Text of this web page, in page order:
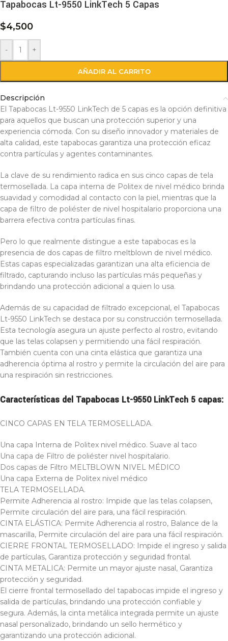
Tapabocas Lt-9550 LinkTech 5 Capas
$4,500
- +
AÑADIR AL CARRITO
Descripción
El Tapabocas Lt-9550 LinkTech de 5 capas es la opción definitiva
para aquellos que buscan una protección superior y una
experiencia cómoda. Con su diseño innovador y materiales de
alta calidad, este tapabocas garantiza una protección eficaz
contra partículas y agentes contaminantes.
La clave de su rendimiento radica en sus cinco capas de tela
termosellada. La capa interna de Politex de nivel médico brinda
suavidad y comodidad al contacto con la piel, mientras que la
capa de filtro de poliéster de nivel hospitalario proporciona una
barrera efectiva contra partículas finas.
Pero lo que realmente distingue a este tapabocas es la
presencia de dos capas de filtro meltblown de nivel médico.
Estas capas especializadas garantizan una alta eficiencia de
filtrado, capturando incluso las partículas más pequeñas y
brindando una protección adicional a quien lo usa.
Además de su capacidad de filtrado excepcional, el Tapabocas
Lt-9550 LinkTech se destaca por su construcción termosellada.
Esta tecnología asegura un ajuste perfecto al rostro, evitando
que las telas colapsen y permitiendo una fácil respiración.
También cuenta con una cinta elástica que garantiza una
adherencia óptima al rostro y permite la circulación del aire para
una respiración sin restricciones.
Características del Tapabocas Lt-9550 LinkTech 5 capas:
CINCO CAPAS EN TELA TERMOSELLADA.
Una capa Interna de Politex nivel médico. Suave al taco
Una capa de Filtro de poliéster nivel hospitalario.
Dos capas de Filtro MELTBLOWN NIVEL MÉDICO
Una capa Externa de Politex nivel médico
TELA TERMOSELLADA.
Permite Adherencia al rostro: Impide que las telas colapsen,
Permite circulación del aire para, una fácil respiración.
CINTA ELÁSTICA: Permite Adherencia al rostro, Balance de la
mascarilla, Permite circulación del aire para una fácil respiración.
CIERRE FRONTAL TERMOSELLADO: Impide el ingreso y salida
de partículas, Garantiza protección y seguridad frontal.
CINTA METALICA: Permite un mayor ajuste nasal, Garantiza
protección y seguridad.
El cierre frontal termosellado del tapabocas impide el ingreso y
salida de partículas, brindando una protección confiable y
segura. Además, la cinta metálica integrada permite un ajuste
nasal personalizado, brindando un sello hermético y
garantizando una protección adicional.